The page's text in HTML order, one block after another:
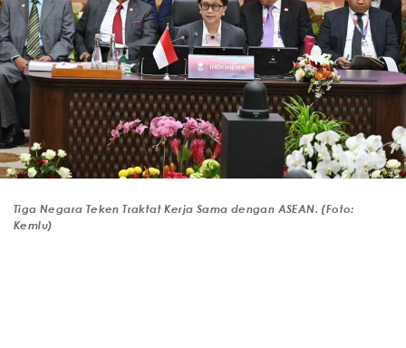
Tiga Negara Teken Traktat Kerja Sama dengan ASEAN. (Foto:
Kemlu)